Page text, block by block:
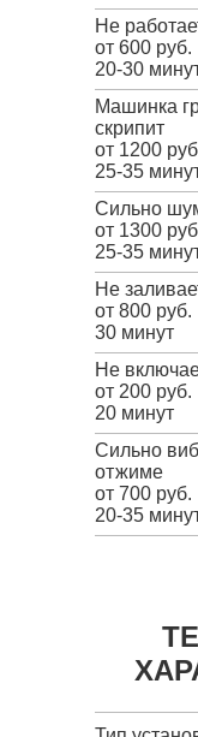
Не
от 600 руб.
20-30
Машинка
скрипит
от 1200
25-35
Сильно
от 1300
25-35
Не
от 800 руб.
30 минут
Не
от 200 руб.
20 минут
Сильно
отжиме
от 700 руб.
20-35